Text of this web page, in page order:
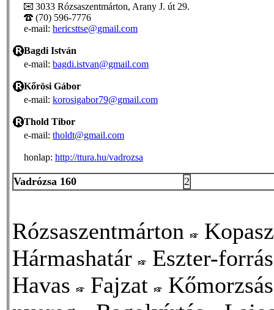
3033 Rózsaszentmárton, Arany J. út 29.
(70) 596-7776
e-mail: hericsttse@gmail.com
Bagdi István
e-mail: bagdi.istvan@gmail.com
Kőrösi Gábor
e-mail: korosigabor79@gmail.com
Thold Tibor
e-mail: tholdt@gmail.com
honlap: http://ttura.hu/vadrozsa
Vadrózsa 160 2
Rózsaszentmárton
Hármashatár
Eszter-
Havas
Fajzat